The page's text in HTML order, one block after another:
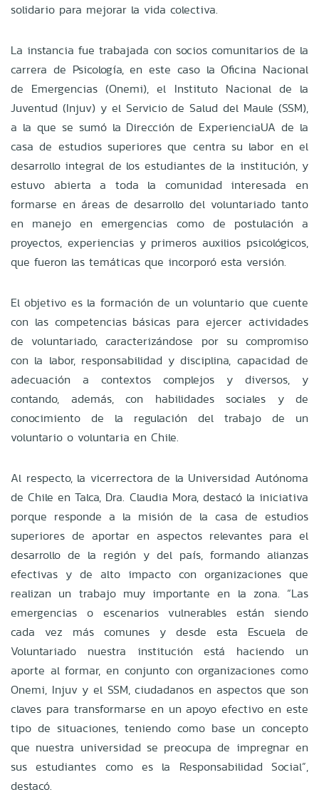
solidario para mejorar la vida colectiva.
La instancia fue trabajada con socios comunitarios de la
carrera de Psicología, en este caso la Oficina Nacional
de Emergencias (Onemi), el Instituto Nacional de la
Juventud (Injuv) y el Servicio de Salud del Maule (SSM),
a la que se sumó la Dirección de ExperienciaUA de la
casa de estudios superiores que centra su labor en el
desarrollo integral de los estudiantes de la institución, y
estuvo abierta a toda la comunidad interesada en
formarse en áreas de desarrollo del voluntariado tanto
en manejo en emergencias como de postulación a
proyectos, experiencias y primeros auxilios psicológicos,
que fueron las temáticas que incorporó esta versión.
El objetivo es la formación de un voluntario que cuente
con las competencias básicas para ejercer actividades
de voluntariado, caracterizándose por su compromiso
con la labor, responsabilidad y disciplina, capacidad de
adecuación a contextos complejos y diversos, y
contando, además, con habilidades sociales y de
conocimiento de la regulación del trabajo de un
voluntario o voluntaria en Chile.
Al respecto, la vicerrectora de la Universidad Autónoma
de Chile en Talca, Dra. Claudia Mora, destacó la iniciativa
porque responde a la misión de la casa de estudios
superiores de aportar en aspectos relevantes para el
desarrollo de la región y del país, formando alianzas
efectivas y de alto impacto con organizaciones que
realizan un trabajo muy importante en la zona. “Las
emergencias o escenarios vulnerables están siendo
cada vez más comunes y desde esta Escuela de
Voluntariado nuestra institución está haciendo un
aporte al formar, en conjunto con organizaciones como
Onemi, Injuv y el SSM, ciudadanos en aspectos que son
claves para transformarse en un apoyo efectivo en este
tipo de situaciones, teniendo como base un concepto
que nuestra universidad se preocupa de impregnar en
sus estudiantes como es la Responsabilidad Social”,
destacó.